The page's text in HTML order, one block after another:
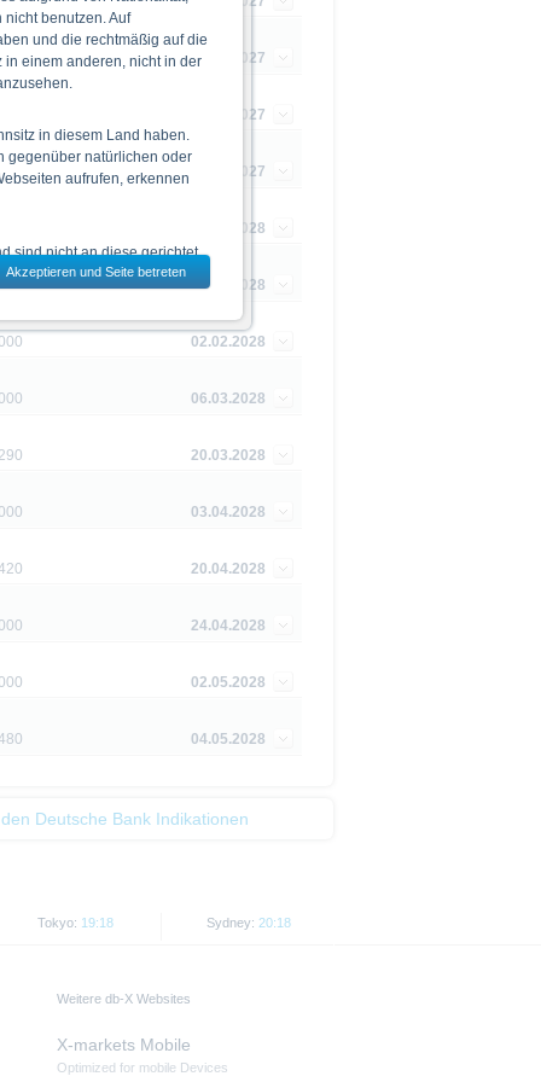
04.11.2027
18.11.2027
02.12.2027
10.01.2028
24.01.2028
02.02.2028
06.03.2028
20.03.2028
03.04.2028
20.04.2028
24.04.2028
02.05.2028
04.05.2028
Deutsche Bank Indikationen
Tokyo: 19:18 Sydney: 20:18
Weitere db-X Websites
X-markets Mobile
Optimized for mobile Devices
benutzen. Auf
und die rechtmäßig auf die
einem anderen, nicht in der
in diesem Land haben.
gegenüber natürlichen oder
aufrufen, erkennen
sind nicht an diese gerichtet.
jeweils ausgewählten Land
den Wertpapieren
Endgültigen
einer Anlageentscheidung
Die Billigung des
für Rechnung von US-
werden, in denen dies nach
US-Personen oder in den
Akzeptieren und Seite betreten